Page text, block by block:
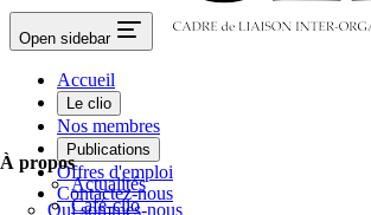
Open sidebar
Accueil
Le clio
À propos
Qui sommes-nous
Nos membres
Publications
Actualités
Café-clio
Offres d'emploi
Contactez-nous